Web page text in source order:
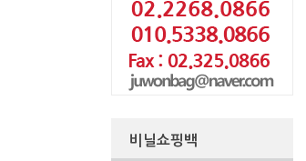
비닐쇼핑백